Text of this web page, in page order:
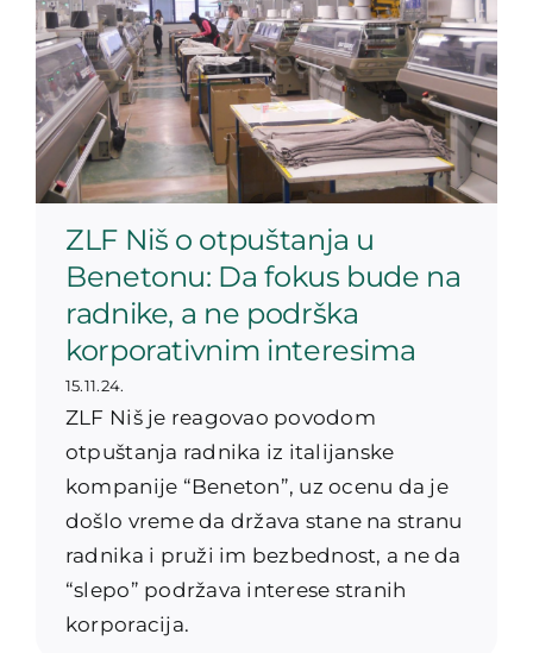
ZLF Niš o otpuštanja u
Benetonu: Da fokus bude na
radnike, a ne podrška
korporativnim interesima
15.11.24.
ZLF Niš je reagovao povodom
otpuštanja radnika iz italijanske
kompanije “Beneton”, uz ocenu da je
došlo vreme da država stane na stranu
radnika i pruži im bezbednost, a ne da
“slepo” podržava interese stranih
korporacija.